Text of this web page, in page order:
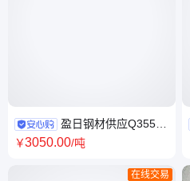
盈日钢材供应Q355D
钢板 耐磨钢板图纸加工 切割零
￥3050.00/吨
在线交易